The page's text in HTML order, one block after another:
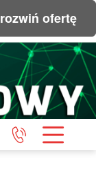
rozwiń ofertę